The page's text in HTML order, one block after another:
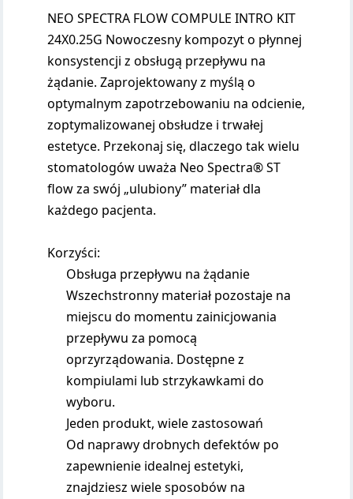
NEO SPECTRA FLOW COMPULE INTRO KIT
24X0.25G Nowoczesny kompozyt o płynnej
konsystencji z obsługą przepływu na
żądanie. Zaprojektowany z myślą o
optymalnym zapotrzebowaniu na odcienie,
zoptymalizowanej obsłudze i trwałej
estetyce. Przekonaj się, dlaczego tak wielu
stomatologów uważa Neo Spectra® ST
flow za swój „ulubiony” materiał dla
każdego pacjenta.
Korzyści:
Obsługa przepływu na żądanie
Wszechstronny materiał pozostaje na
miejscu do momentu zainicjowania
przepływu za pomocą
oprzyrządowania. Dostępne z
kompiulami lub strzykawkami do
wyboru.
Jeden produkt, wiele zastosowań
Od naprawy drobnych defektów po
zapewnienie idealnej estetyki,
znajdziesz wiele sposobów na